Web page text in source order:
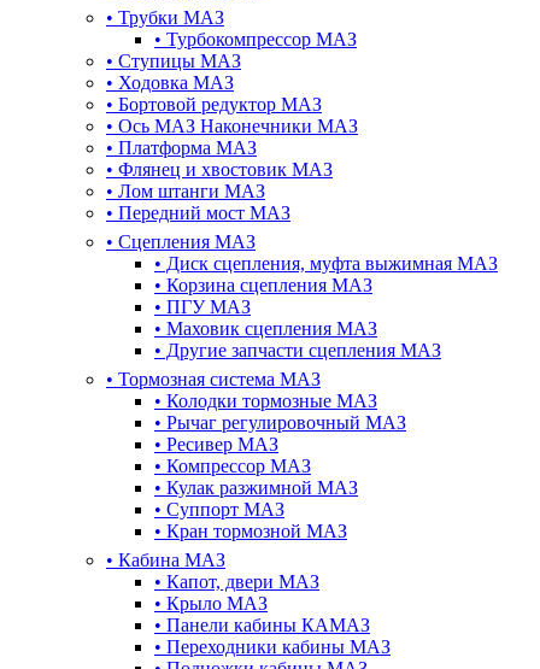
• Трубки МАЗ
• Турбокомпрессор МАЗ
• Ступицы МАЗ
• Ходовка МАЗ
• Бортовой редуктор МАЗ
• Ось МАЗ Наконечники МАЗ
• Платформа МАЗ
• Флянец и хвостовик МАЗ
• Лом штанги МАЗ
• Передний мост МАЗ
• Сцепления МАЗ
• Диск сцепления, муфта выжимная МАЗ
• Корзина сцепления МАЗ
• ПГУ МАЗ
• Маховик сцепления МАЗ
• Другие запчасти сцепления МАЗ
• Тормозная система МАЗ
• Колодки тормозные МАЗ
• Рычаг регулировочный МАЗ
• Ресивер МАЗ
• Компрессор МАЗ
• Кулак разжимной МАЗ
• Суппорт МАЗ
• Кран тормозной МАЗ
• Кабина МАЗ
• Капот, двери МАЗ
• Крыло МАЗ
• Панели кабины КАМАЗ
• Переходники кабины МАЗ